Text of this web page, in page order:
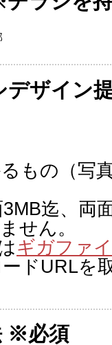
ザイン
もの（写
3MB迄、両
せん。
ギガファ
ドURLを
※必須